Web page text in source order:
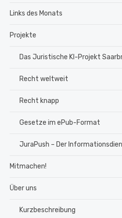
Links des Monats
Projekte
Das Juristische KI-Projekt
Recht weltweit
Recht knapp
Gesetze im ePub-Format
JuraPush – Der
Mitmachen!
Über uns
Kurzbeschreibung